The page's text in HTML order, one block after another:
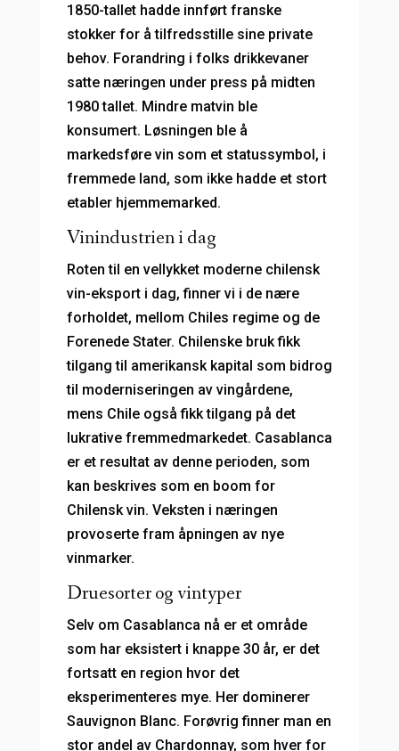
1850-tallet hadde innført franske
stokker for å tilfredsstille sine private
behov. Forandring i folks drikkevaner
satte næringen under press på midten
1980 tallet. Mindre matvin ble
konsumert. Løsningen ble å
markedsføre vin som et statussymbol, i
fremmede land, som ikke hadde et stort
etabler hjemmemarked.
Vinindustrien i dag
Roten til en vellykket moderne chilensk
vin-eksport i dag, finner vi i de nære
forholdet, mellom Chiles regime og de
Forenede Stater. Chilenske bruk fikk
tilgang til amerikansk kapital som bidrog
til moderniseringen av vingårdene,
mens Chile også fikk tilgang på det
lukrative fremmedmarkedet. Casablanca
er et resultat av denne perioden, som
kan beskrives som en boom for
Chilensk vin. Veksten i næringen
provoserte fram åpningen av nye
vinmarker.
Druesorter og vintyper
Selv om Casablanca nå er et område
som har eksistert i knappe 30 år, er det
fortsatt en region hvor det
eksperimenteres mye. Her dominerer
Sauvignon Blanc. Forøvrig finner man en
stor andel av Chardonnay, som hver for